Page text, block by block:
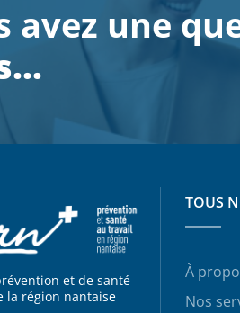
avez une
et de santé
la région nantaise
TOUS
À
Nos